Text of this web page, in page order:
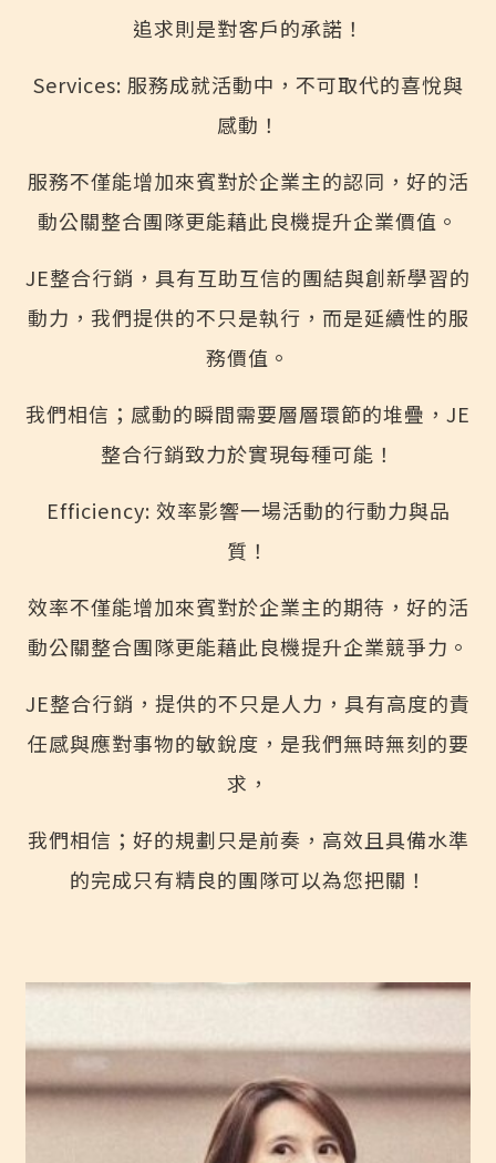
追求則是對客戶的承諾！
Services: 服務成就活動中，不可取代的喜悅與
感動！
服務不僅能增加來賓對於企業主的認同，好的活
動公關整合團隊更能藉此良機提升企業價值。
JE整合行銷，具有互助互信的團結與創新學習的
動力，我們提供的不只是執行，而是延續性的服
務價值。
我們相信；感動的瞬間需要層層環節的堆疊，JE
整合行銷致力於實現每種可能！
Efficiency: 效率影響一場活動的行動力與品
質！
效率不僅能增加來賓對於企業主的期待，好的活
動公關整合團隊更能藉此良機提升企業競爭力。
JE整合行銷，提供的不只是人力，具有高度的責
任感與應對事物的敏銳度，是我們無時無刻的要
求，
我們相信；好的規劃只是前奏，高效且具備水準
的完成只有精良的團隊可以為您把關！